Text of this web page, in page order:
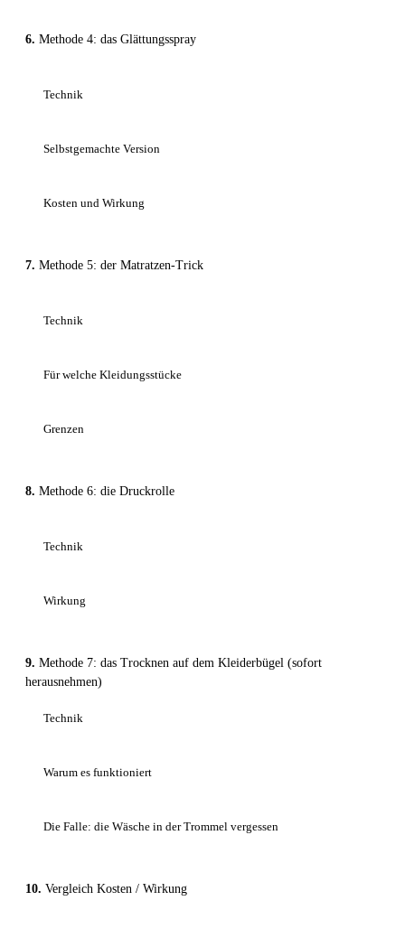
Methode 4: das Glättungsspray
Technik
Selbstgemachte Version
Kosten und Wirkung
Methode 5: der Matratzen-Trick
Technik
Für welche Kleidungsstücke
Grenzen
Methode 6: die Druckrolle
Technik
Wirkung
Methode 7: das Trocknen auf dem Kleiderbügel (sofort
herausnehmen)
Technik
Warum es funktioniert
Die Falle: die Wäsche in der Trommel vergessen
Vergleich Kosten / Wirkung